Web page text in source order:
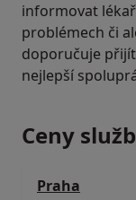
informovat
problémech či
doporučuje přijít
nejlepší
Ceny
Praha